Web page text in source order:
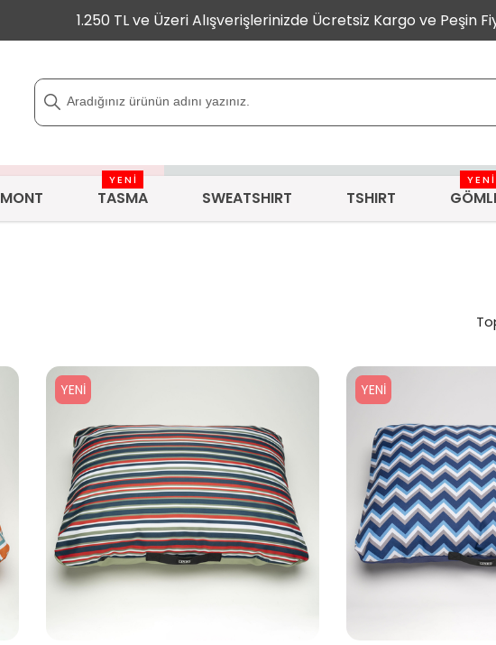
1.250 TL ve Üzeri Alışverişlerinizde Ücretsiz Kargo ve Peşin
MONT
YENİ
TASMA SWEATSHIRT TSHIRT
YENİ
YENI YENI